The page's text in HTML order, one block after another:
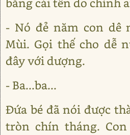
- Nó đẻ năm con dê
Mùi. Gọi thế cho dễ
đây với dượng.
- Ba...ba...
Đứa bé đã nói được
tròn chín tháng.